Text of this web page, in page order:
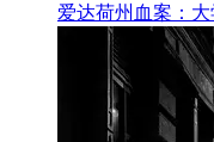
爱达荷州血案：